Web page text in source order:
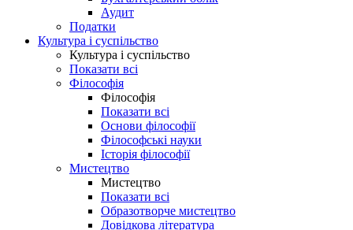
Аудит
Податки
Культура і суспільство
Культура і суспільство
Показати всі
Філософія
Філософія
Показати всі
Основи філософії
Філософські науки
Історія філософії
Мистецтво
Мистецтво
Показати всі
Образотворче мистецтво
Довідкова література